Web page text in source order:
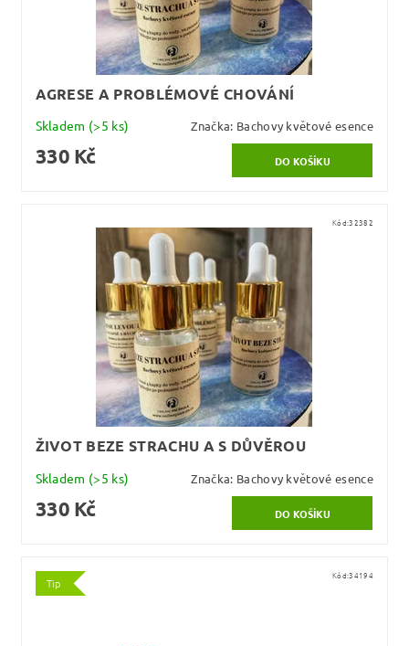
AGRESE A PROBLÉMOVÉ CHOVÁNÍ
Skladem (>5 ks) Značka: Bachovy květové esence
330 Kč
Kód:32382
ŽIVOT BEZE STRACHU A S DŮVĚROU
Skladem (>5 ks) Značka: Bachovy květové esence
330 Kč
Tip
Kód:34194